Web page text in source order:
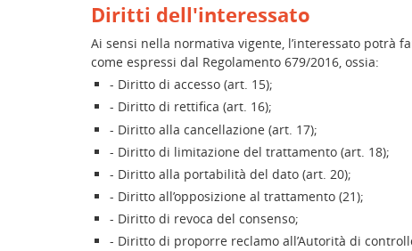
Diritti dell'interessato
Ai sensi nella normativa vigente, l’interessato
come espressi dal Regolamento 679/2016, ossia:
- Diritto di accesso (art. 15);
- Diritto di rettifica (art. 16);
- Diritto alla cancellazione (art. 17);
- Diritto di limitazione del trattamento (art. 18);
- Diritto alla portabilità del dato (art. 20);
- Diritto all’opposizione al trattamento (21);
- Diritto di revoca del consenso;
- Diritto di proporre reclamo all’Autorità di